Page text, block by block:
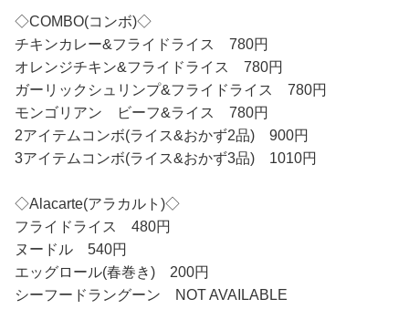
◇COMBO(コンボ)◇
チキンカレー&フライドライス 780円
オレンジチキン&フライドライス 780円
ガーリックシュリンプ&フライドライス 780円
モンゴリアン ビーフ&ライス 780円
2アイテムコンボ(ライス&おかず2品) 900円
3アイテムコンボ(ライス&おかず3品) 1010円
◇Alacarte(アラカルト)◇
フライドライス 480円
ヌードル 540円
エッグロール(春巻き) 200円
シーフードラングーン NOT AVAILABLE